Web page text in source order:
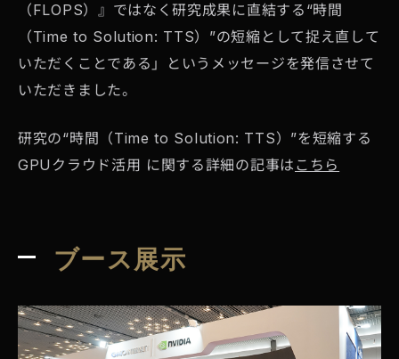
（FLOPS）』ではなく研究成果に直結する“時間
（Time to Solution: TTS）”の短縮として捉え直して
いただくことである」というメッセージを発信させて
いただきました。
研究の“時間（Time to Solution: TTS）”を短縮する
GPUクラウド活用 に関する詳細の記事は こちら
ブース展示